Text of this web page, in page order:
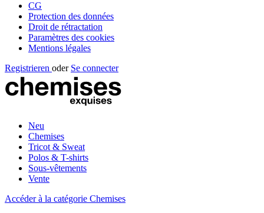
CG
Protection des données
Droit de rétractation
Paramètres des cookies
Mentions légales
Registrieren oder Se connecter
Neu
Chemises
Tricot & Sweat
Polos & T-shirts
Sous-vêtements
Vente
Accéder à la catégorie Chemises